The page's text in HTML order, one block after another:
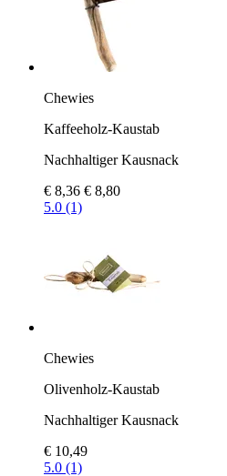
Chewies
Kaffeeholz-Kaustab
Nachhaltiger Kausnack
€ 8,36 € 8,80
5.0 (1)
Chewies
Olivenholz-Kaustab
Nachhaltiger Kausnack
€ 10,49
5.0 (1)